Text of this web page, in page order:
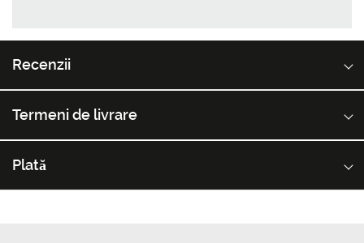
Recenzii
Termeni de livrare
Plată